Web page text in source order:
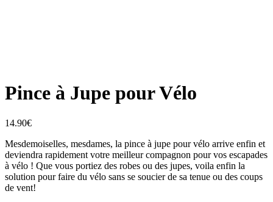
Pince à Jupe pour Vélo
14.90€
Mesdemoiselles, mesdames, la pince à jupe pour vélo arrive enfin et
deviendra rapidement votre meilleur compagnon pour vos escapades
à vélo ! Que vous portiez des robes ou des jupes, voila enfin la
solution pour faire du vélo sans se soucier de sa tenue ou des coups
de vent!